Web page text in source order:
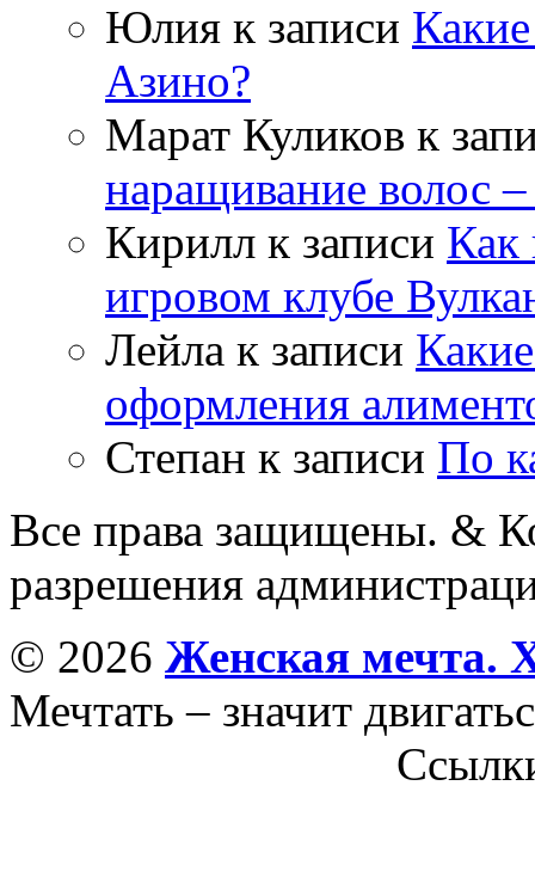
Юлия к записи
Азино?
Марат Куликов к
наращивание волос
Кирилл к записи Как
игровом клубе
Лейла к записи
оформления
Степан к записи По
Все права защищены. &
разрешения
© 2026 Женская мечта.
Мечтать – значит